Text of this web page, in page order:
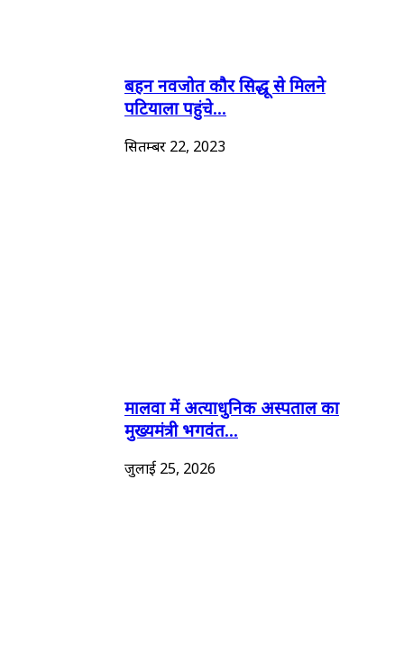
बहन नवजोत कौर सिद्धू से मिलने
पटियाला पहुंचे...
सितम्बर 22, 2023
मालवा में अत्याधुनिक अस्पताल का
मुख्यमंत्री भगवंत...
जुलाई 25, 2026